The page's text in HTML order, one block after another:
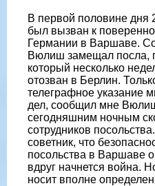
В первой половине дня
был вызван к
Германии в Варшаве.
Вюлиш замещал посла,
который несколько
отозван в Берлин.
телеграфное указание
дел, сообщил мне
сегодняшним ночным
сотрудников
советник, что
посольства в Варшаве
вдруг начнется война.
носит вполне